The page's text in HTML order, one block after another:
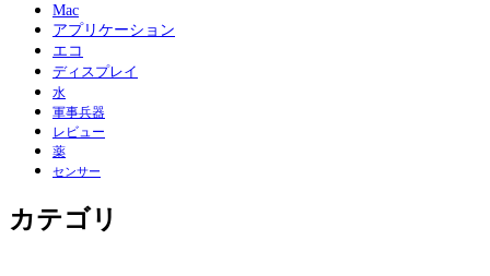
Mac
アプリケーション
エコ
ディスプレイ
水
軍事兵器
レビュー
薬
センサー
カテゴリ